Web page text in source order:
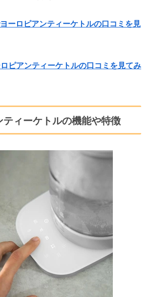
ーロピアンティーケトルの口コミを見
ピアンティーケトルの口コミを見てみ
ティーケトルの機能や特徴